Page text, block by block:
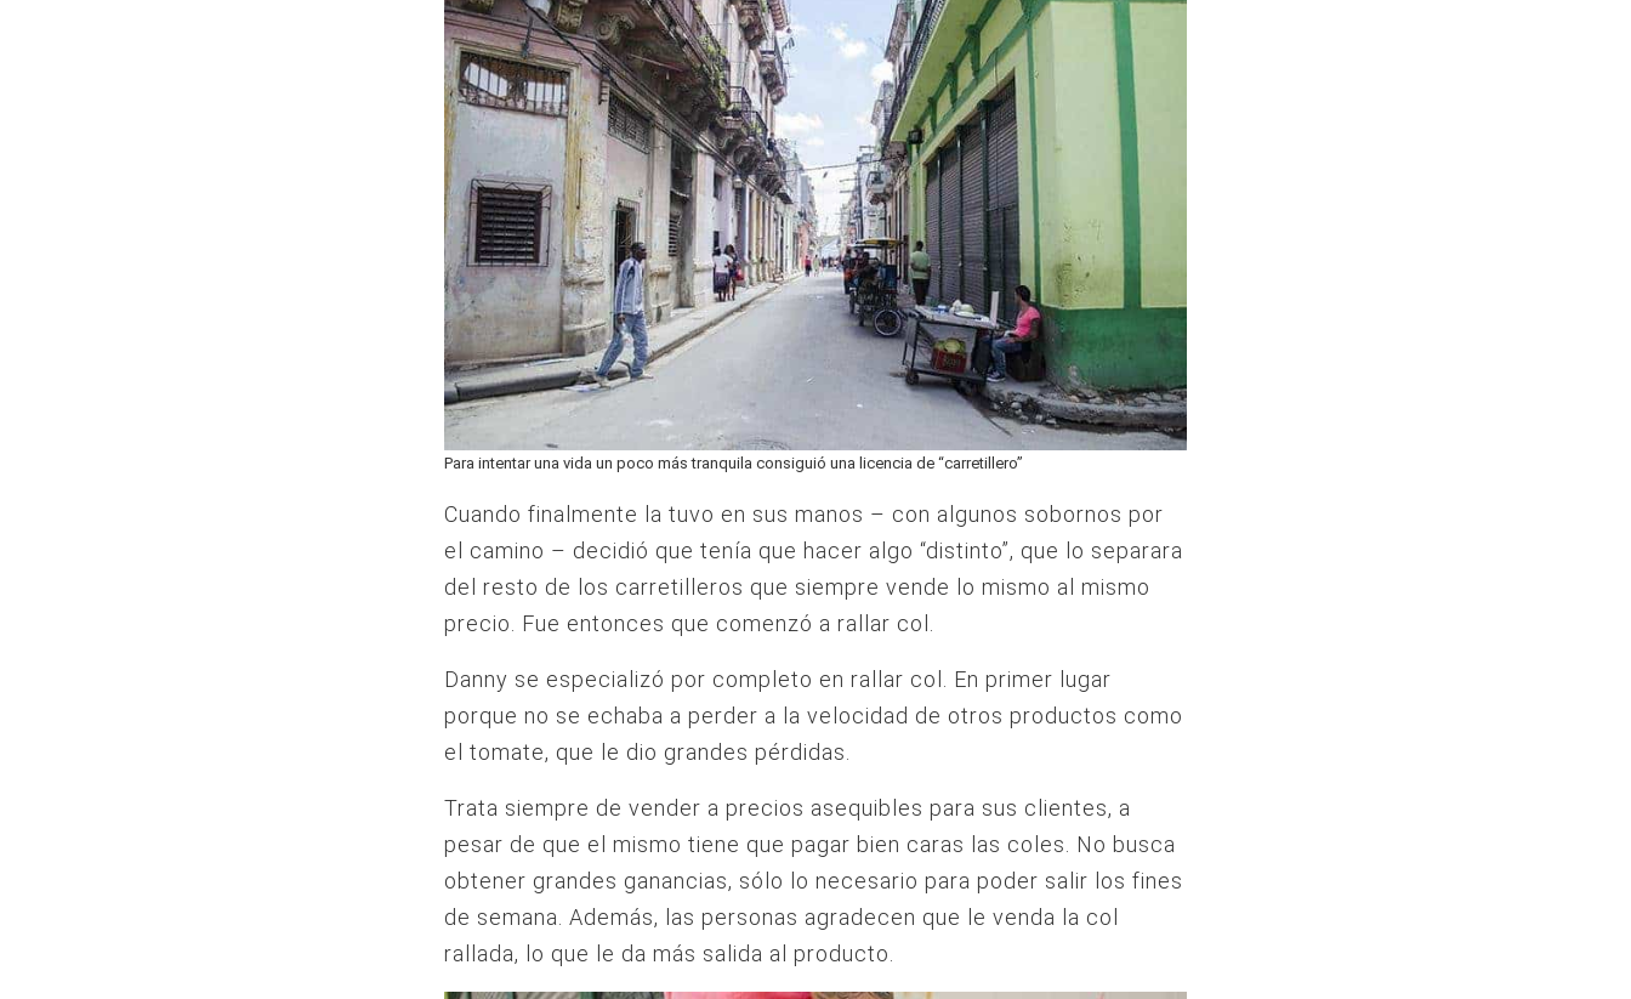
Para intentar una vida un poco más tranquila consiguió una licencia de “carretillero”
Cuando finalmente la tuvo en sus manos – con algunos sobornos por
el camino – decidió que tenía que hacer algo “distinto”, que lo separara
del resto de los carretilleros que siempre vende lo mismo al mismo
precio. Fue entonces que comenzó a rallar col.
Danny se especializó por completo en rallar col. En primer lugar
porque no se echaba a perder a la velocidad de otros productos como
el tomate, que le dio grandes pérdidas.
Trata siempre de vender a precios asequibles para sus clientes, a
pesar de que el mismo tiene que pagar bien caras las coles. No busca
obtener grandes ganancias, sólo lo necesario para poder salir los fines
de semana. Además, las personas agradecen que le venda la col
rallada, lo que le da más salida al producto.